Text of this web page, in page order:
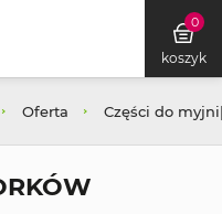
0
koszyk
Oferta Części do